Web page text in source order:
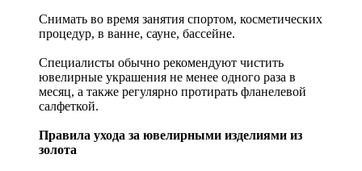
Снимать во время занятия спортом, косметических
процедур, в ванне, сауне, бассейне.
Специалисты обычно рекомендуют чистить
ювелирные украшения не менее одного раза в
месяц, а также регулярно протирать фланелевой
салфеткой.
Правила ухода за ювелирными изделиями из
золота